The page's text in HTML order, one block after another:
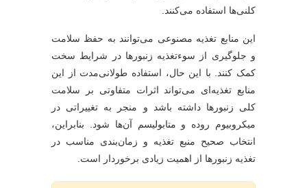
کلنی‌ها استفاده می‌کنند.
این منابع تغذیه مصنوعی می‌توانند به حفظ سلامت
و جلوگیری از سوءتغذیه زنبورها در شرایط سخت
کمک کنند. با این حال، استفاده طولانی‌مدت از این
منابع تغذیه‌ای می‌تواند اثرات متفاوتی بر سلامت
کلی زنبورها داشته باشد و منجر به تغییراتی در
میکروبیوم روده و متابولیسم آن‌ها شود. بنابراین،
انتخاب صحیح منبع تغذیه و زمان‌بندی مناسب در
تغذیه زنبورها از اهمیت زیادی برخوردار است.